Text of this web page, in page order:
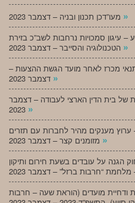
»
– עיגון סמכויות נרחבות לשב”כ בזירת
»
מכרז לאחר מועד הגשת ההצעות –
»
של בית הדין הארצי לעבודה – דצמבר
»
– ערוץ מענקים מהיר לחברות עם תזרים
»
יחסי עבודה – תיקון מס’ 5 לחוק הגנה על עובדים בשעת חירום ותיקון
ודחיית מועדים (הוראת שעה – חרבות